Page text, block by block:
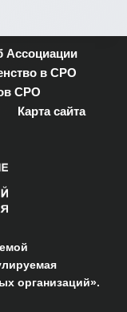
Ассоциации
в СРО
СРО
Карта сайта
организаций».